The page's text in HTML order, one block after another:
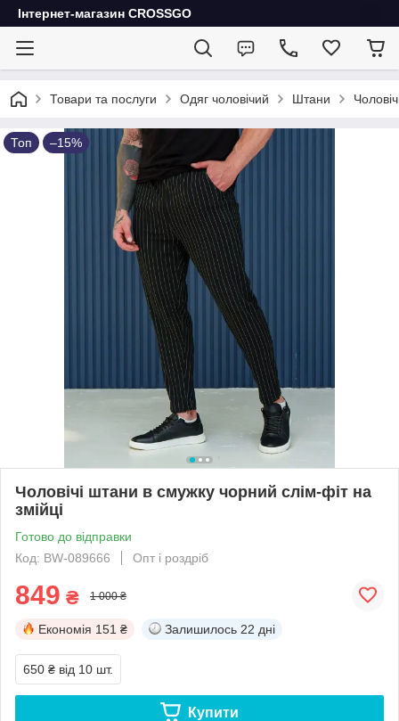
Інтернет-магазин CROSSGO
Товари та послуги Одяг чоловічий Штани
Топ –15%
Чоловічі штани в смужку чорний слім-фіт на
змійці
Готово до відправки
Код: BW-089666
Опт і роздріб
849 ₴ 1 000 ₴
Економія 151 ₴ Залишилось 22 дні
650 ₴ від 10 шт.
Купити